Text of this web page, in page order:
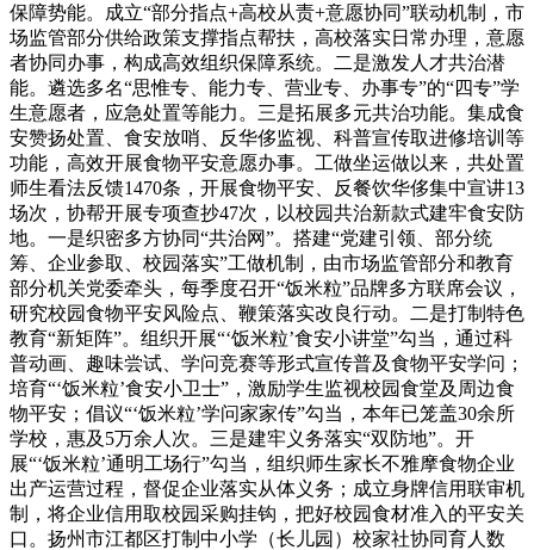
保障势能。成立“部分指点+高校从责+意愿协同”联动机制，市
场监管部分供给政策支撑指点帮扶，高校落实日常办理，意愿
者协同办事，构成高效组织保障系统。二是激发人才共治潜
能。遴选多名“思惟专、能力专、营业专、办事专”的“四专”学
生意愿者，应急处置等能力。三是拓展多元共治功能。集成食
安赞扬处置、食安放哨、反华侈监视、科普宣传取进修培训等
功能，高效开展食物平安意愿办事。工做坐运做以来，共处置
师生看法反馈1470条，开展食物平安、反餐饮华侈集中宣讲13
场次，协帮开展专项查抄47次，以校园共治新款式建牢食安防
地。一是织密多方协同“共治网”。搭建“党建引领、部分统
筹、企业参取、校园落实”工做机制，由市场监管部分和教育
部分机关党委牵头，每季度召开“饭米粒”品牌多方联席会议，
研究校园食物平安风险点、鞭策落实改良行动。二是打制特色
教育“新矩阵”。组织开展“‘饭米粒’食安小讲堂”勾当，通过科
普动画、趣味尝试、学问竞赛等形式宣传普及食物平安学问；
培育“‘饭米粒’食安小卫士”，激励学生监视校园食堂及周边食
物平安；倡议“‘饭米粒’学问家家传”勾当，本年已笼盖30余所
学校，惠及5万余人次。三是建牢义务落实“双防地”。开
展“‘饭米粒’通明工场行”勾当，组织师生家长不雅摩食物企业
出产运营过程，督促企业落实从体义务；成立身牌信用联审机
制，将企业信用取校园采购挂钩，把好校园食材准入的平安关
口。扬州市江都区打制中小学（长儿园）校家社协同育人数